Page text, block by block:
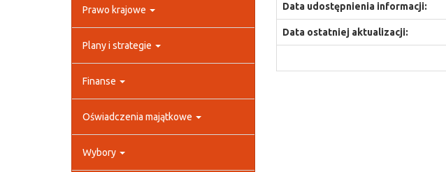
Prawo krajowe
Plany i strategie
Finanse
Oświadczenia majątkowe
Wybory
Data udostępnienia informacji:
Data ostatniej aktualizacji: